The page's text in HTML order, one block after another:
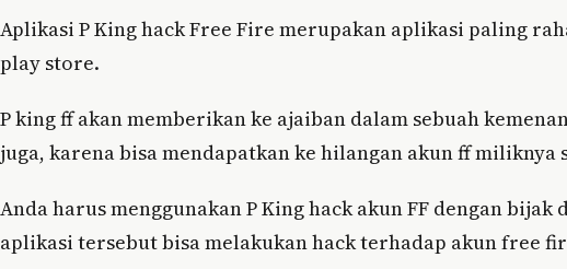
Aplikasi P King hack Free Fire merupakan aplikasi paling
play store.
P king ff akan memberikan ke ajaiban dalam sebuah
juga, karena bisa mendapatkan ke hilangan akun ff miliknya
Anda harus menggunakan P King hack akun FF dengan
aplikasi tersebut bisa melakukan hack terhadap akun free